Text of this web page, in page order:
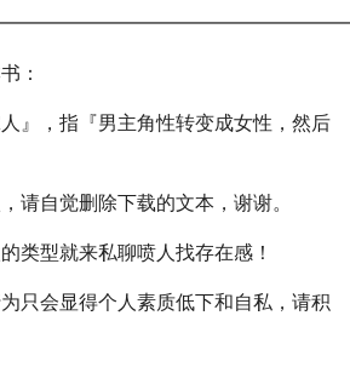
：
』，指『男主角性转变成女性，然后
请自觉删除下载的文本，谢谢。
类型就来私聊喷人找存在感！
只会显得个人素质低下和自私，请积